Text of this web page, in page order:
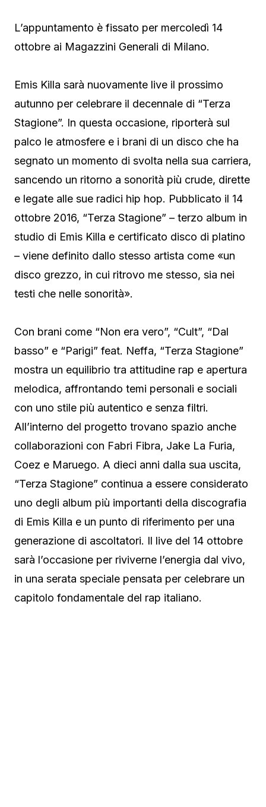
L’appuntamento è fissato per mercoledì 14
ottobre ai Magazzini Generali di Milano.
Emis Killa sarà nuovamente live il prossimo
autunno per celebrare il decennale di “Terza
Stagione”. In questa occasione, riporterà sul
palco le atmosfere e i brani di un disco che ha
segnato un momento di svolta nella sua carriera,
sancendo un ritorno a sonorità più crude, dirette
e legate alle sue radici hip hop. Pubblicato il 14
ottobre 2016, “Terza Stagione” – terzo album in
studio di Emis Killa e certificato disco di platino
– viene definito dallo stesso artista come «un
disco grezzo, in cui ritrovo me stesso, sia nei
testi che nelle sonorità».
Con brani come “Non era vero”, “Cult”, “Dal
basso” e “Parigi” feat. Neffa, “Terza Stagione”
mostra un equilibrio tra attitudine rap e apertura
melodica, affrontando temi personali e sociali
con uno stile più autentico e senza filtri.
All’interno del progetto trovano spazio anche
collaborazioni con Fabri Fibra, Jake La Furia,
Coez e Maruego. A dieci anni dalla sua uscita,
“Terza Stagione” continua a essere considerato
uno degli album più importanti della discografia
di Emis Killa e un punto di riferimento per una
generazione di ascoltatori. Il live del 14 ottobre
sarà l’occasione per riviverne l’energia dal vivo,
in una serata speciale pensata per celebrare un
capitolo fondamentale del rap italiano.